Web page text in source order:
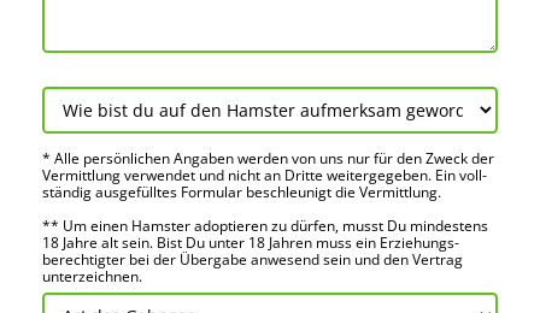
* Alle persön­lichen Angaben werden von uns nur für den Zweck der
Vermitt­lung verwendet und nicht an Dritte weiter­gegeben. Ein voll­
ständig ausge­fülltes Formular beschleu­nigt die Vermitt­lung.
** Um einen Hamster adoptieren zu dürfen, musst Du mindes­tens
18 Jahre alt sein. Bist Du unter 18 Jahren muss ein Erziehungs­
berechtigter bei der Über­gabe anwes­end sein und den Vertrag
unter­zeichnen.